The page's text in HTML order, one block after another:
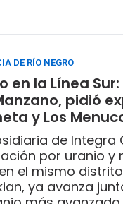
DE RÍO NEGRO
en la Línea
pidió
y Los
de
por uranio y
el mismo
ya avanza